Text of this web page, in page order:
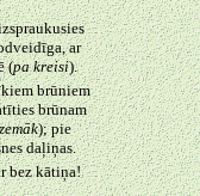
ar
(pa kreisi).
brūniem
brūnam
zemāk); pie
daļiņas.
bez kātiņa!